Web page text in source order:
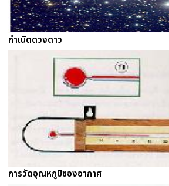
กำเนิดดวงดาว
การวัดอุณหภูมิของอากาศ